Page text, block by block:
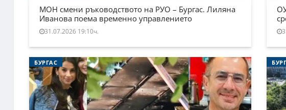
МОН смени ръководството на РУО – Бургас. Лиляна
Иванова поема временно управлението
31.07.2026 19:10ч.
БУРГАС